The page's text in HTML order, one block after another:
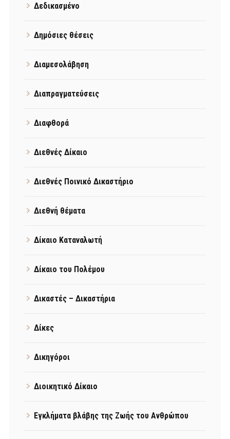
Δεδικασμένο
Δημόσιες θέσεις
Διαμεσολάβηση
Διαπραγματεύσεις
Διαφθορά
Διεθνές Δίκαιο
Διεθνές Ποινικό Δικαστήριο
Διεθνή θέματα
Δίκαιο Καταναλωτή
Δίκαιο του Πολέμου
Δικαστές – Δικαστήρια
Δίκες
Δικηγόροι
Διοικητικό Δίκαιο
Εγκλήματα βλάβης της Ζωής του Ανθρώπου